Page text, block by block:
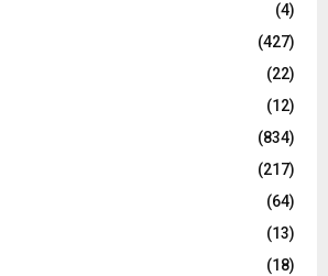
(4)
(427)
(22)
(12)
(834)
(217)
(64)
(13)
(18)